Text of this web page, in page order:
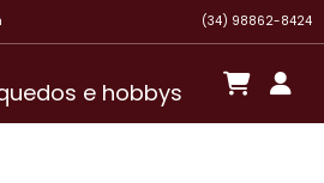
(34) 98862-8424
e hobbys